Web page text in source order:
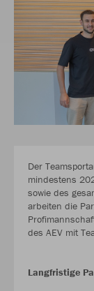
Der
mindestens
sowie des
arbeiten die
des AEV mit
Langfristige